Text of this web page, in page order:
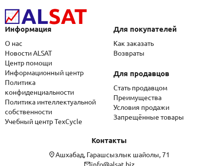
Информация
О нас
Новости ALSAT
Центр помощи
Информационный центр
Политика
конфиденциальности
Политика интеллектуальной
собственности
Учебный центр TexCycle
Для покупателей
Как заказать
Возвраты
Для продавцов
Стать продавцом
Преимущества
Условия продажи
Запрещённые товары
Контакты
Ашхабад, Гарашсызлык шайолы, 71
info@alsat.biz